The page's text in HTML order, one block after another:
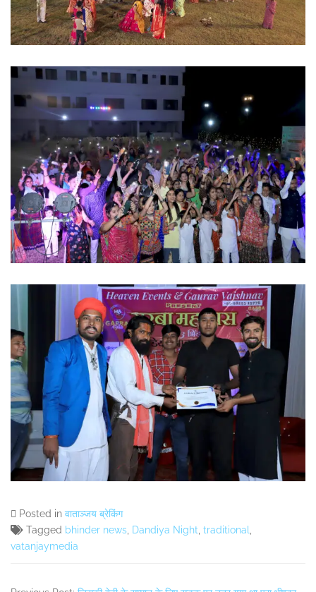
Posted in वाताञ्जय ब्रेकिंग
Tagged bhinder news Dandiya Night traditional
vatanjaymedia